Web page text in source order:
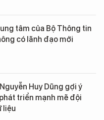
tâm của Bộ Thông tin
có lãnh đạo mới
Huy Dũng gợi ý
triển mạnh mẽ đội
liệu